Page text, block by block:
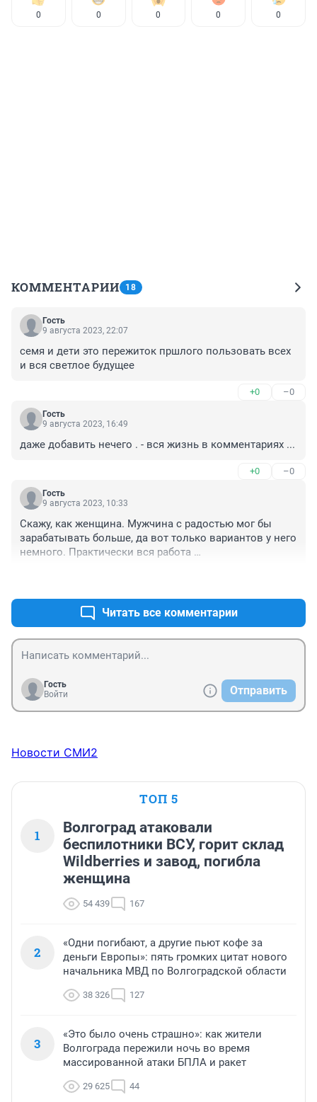
0 0 0 0 0
КОММЕНТАРИИ 18
Гость
9 августа 2023, 22:07
семя и дети это пережиток пршлого пользовать всех
и вся светлое будущее
+0 –0
Гость
9 августа 2023, 16:49
даже добавить нечего . - вся жизнь в комментариях ...
+0 –0
Гость
9 августа 2023, 10:33
Скажу, как женщина. Мужчина с радостью мог бы
зарабатывать больше, да вот только вариантов у него
немного. Практически вся работа
нереально. Социальные лифты в стране практически
не работают. Чтобы устроиться на денежную работу,
нужны связи и знакомства. Остается только СВО, куда
тебя возьмут с радостью. Знаю женщин, которые
гонят своих мужей туда на заработки. Ну, их выбор.
Читать все комментарии
Гость
Войти
Отправить
Новости СМИ2
ТОП 5
1
Волгоград атаковали
беспилотники ВСУ, горит склад
Wildberries и завод, погибла
женщина
54 439 167
2
«Одни погибают, а другие пьют кофе за
деньги Европы»: пять громких цитат нового
начальника МВД по Волгоградской области
38 326 127
3
«Это было очень страшно»: как жители
Волгограда пережили ночь во время
массированной атаки БПЛА и ракет
29 625 44